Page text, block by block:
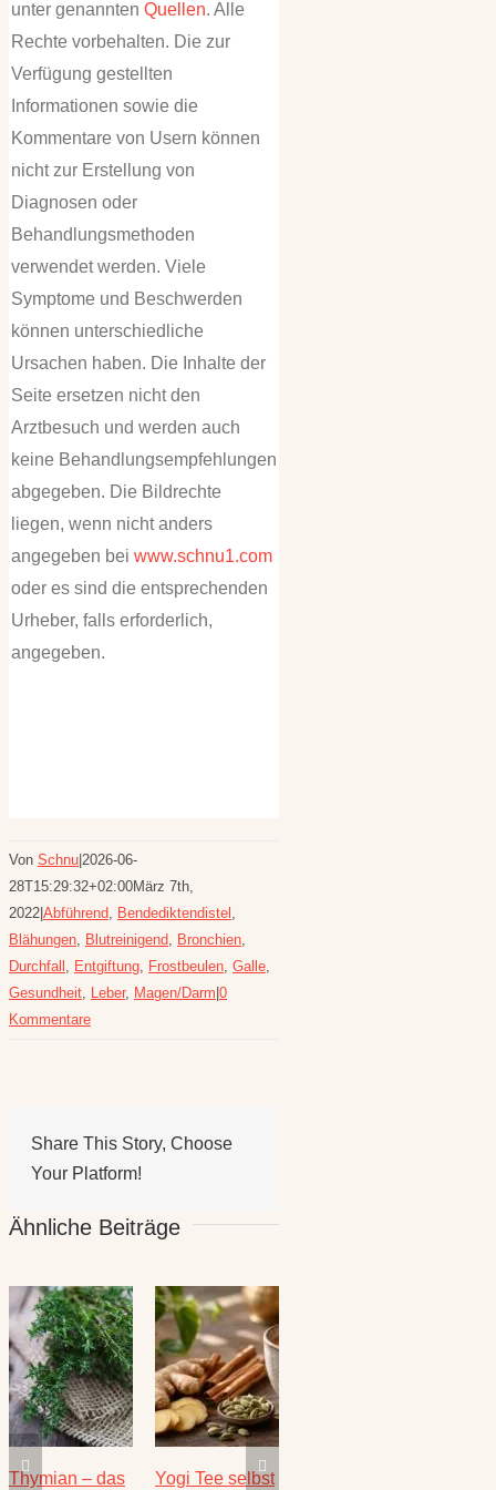
unter genannten Quellen. Alle
Rechte vorbehalten. Die zur
Verfügung gestellten
Informationen sowie die
Kommentare von Usern können
nicht zur Erstellung von
Diagnosen oder
Behandlungsmethoden
verwendet werden. Viele
Symptome und Beschwerden
können unterschiedliche
Ursachen haben. Die Inhalte der
Seite ersetzen nicht den
Arztbesuch und werden auch
keine Behandlungsempfehlungen
abgegeben. Die Bildrechte
liegen, wenn nicht anders
angegeben bei www.schnu1.com
oder es sind die entsprechenden
Urheber, falls erforderlich,
angegeben.
Von Schnu|2026-06-
28T15:29:32+02:00März 7th,
2022|Abführend Bendediktendistel
Blähungen Blutreinigend Bronchien
Durchfall
Entgiftung Frostbeulen Galle
Gesundheit Leber, Magen/Darm|0
Kommentare
Share This Story, Choose
Your Platform!
Ähnliche Beiträge
Die heilende
Salbei –